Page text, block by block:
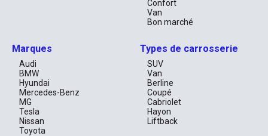
Embarquez pour l'Aventure
La MG GT 2022 n'est pas seulement un véhicule; elle est une
invitation au voyage et à l'exploration. Que vous soyez en quête
de nouvelles expériences ou que vous souhaitiez simplement
savourer la liberté de la route, cette voiture vous offre une
opportunité unique de vivre chaque moment avec intensité.
Laissez-vous séduire par la promesse d'une conduite raffinée et
performante. Réservez dès aujourd'hui et découvrez le véritable
sens de la liberté au volant de la MG GT 2022. Attachez votre
ceinture et préparez-vous pour des souvenirs inoubliables!
Confort
Van
Bon marché
Marques
Audi
BMW
Hyundai
Mercedes-Benz
MG
Tesla
Nissan
Toyota
Types de carrosserie
SUV
Van
Berline
Coupé
Cabriolet
Hayon
Liftback